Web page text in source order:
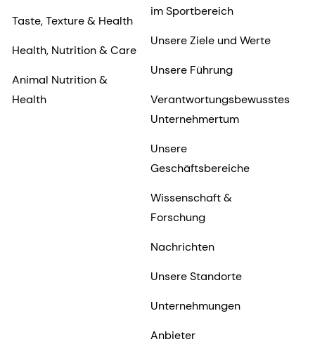
Taste, Texture & Health
Health, Nutrition & Care
Animal Nutrition &
Health
im Sportbereich
Unsere Ziele und Werte
Unsere Führung
Verantwortungsbewusstes
Unternehmertum
Unsere
Geschäftsbereiche
Wissenschaft &
Forschung
Nachrichten
Unsere Standorte
Unternehmungen
Anbieter